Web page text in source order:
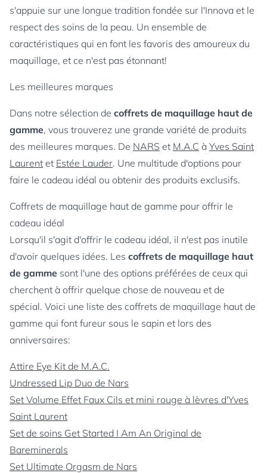
s'appuie sur une longue tradition fondée sur l'Innova et le
respect des soins de la peau. Un ensemble de
caractéristiques qui en font les favoris des amoureux du
maquillage, et ce n'est pas étonnant!
Les meilleures marques
Dans notre sélection de coffrets de maquillage haut de
gamme, vous trouverez une grande variété de produits
des meilleures marques. De NARS et M.A.C à Yves Saint
Laurent et Estée Lauder. Une multitude d'options pour
faire le cadeau idéal ou obtenir des produits exclusifs.
Coffrets de maquillage haut de gamme pour offrir le
cadeau idéal
Lorsqu'il s'agit d'offrir le cadeau idéal, il n'est pas inutile
d'avoir quelques idées. Les coffrets de maquillage haut
de gamme sont l'une des options préférées de ceux qui
cherchent à offrir quelque chose de nouveau et de
spécial. Voici une liste des coffrets de maquillage haut de
gamme qui font fureur sous le sapin et lors des
anniversaires:
Attire Eye Kit de M.A.C.
Undressed Lip Duo de Nars
Set Volume Effet Faux Cils et mini rouge à lèvres d'Yves
Saint Laurent
Set de soins Get Started I Am An Original de
Bareminerals
Set Ultimate Orgasm de Nars